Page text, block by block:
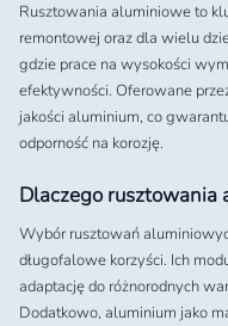
Rusztowania aluminiowe to
remontowej oraz dla wielu
gdzie prace na wysokości
efektywności. Oferowane
jakości aluminium, co
odporność na korozję.
Dlaczego rusztowania
Wybór rusztowań
długofalowe korzyści. Ich
adaptację do różnorodnych
Dodatkowo, aluminium jako